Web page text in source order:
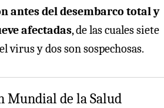
antes del desembarco total y
afectadas, de las cuales siete
virus y dos son sospechosas.
Mundial de la Salud